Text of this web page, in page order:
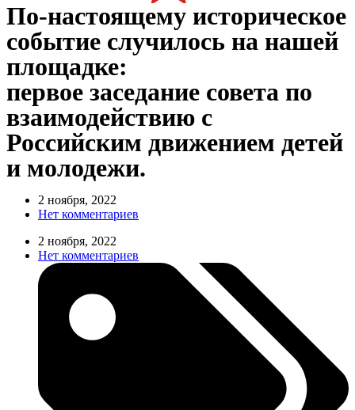
По-настоящему историческое
событие случилось на нашей
площадке:
первое заседание совета по
взаимодействию с
Российским движением детей
и молодежи.
2 ноября, 2022
Нет комментариев
2 ноября, 2022
Нет комментариев